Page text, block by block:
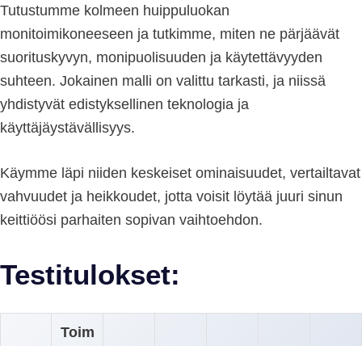
Tutustumme kolmeen huippuluokan
monitoimikoneeseen ja tutkimme, miten ne pärjäävät
suorituskyvyn, monipuolisuuden ja käytettävyyden
suhteen. Jokainen malli on valittu tarkasti, ja niissä
yhdistyvät edistyksellinen teknologia ja
käyttäjäystävällisyys.
Käymme läpi niiden keskeiset ominaisuudet, vertailtavat
vahvuudet ja heikkoudet, jotta voisit löytää juuri sinun
keittiöösi parhaiten sopivan vaihtoehdon.
Testitulokset:
Toim